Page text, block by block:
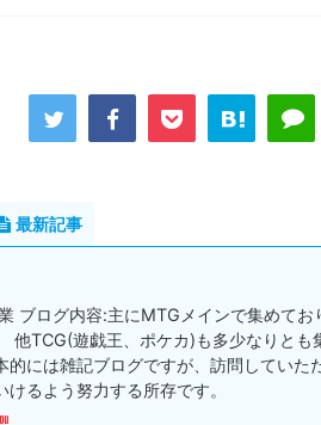
最新記事
ブログ内容:主にMTGメインで集めて
他TCG(遊戯王、ポケカ)も多少なりと
的には雑記ブログですが、訪問していた
けるよう努力する所存です。